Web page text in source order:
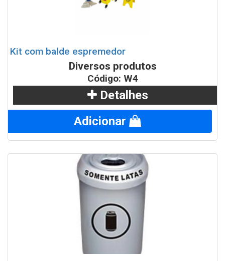
Kit com balde espremedor
Diversos produtos
Código: W4
Detalhes
Adicionar